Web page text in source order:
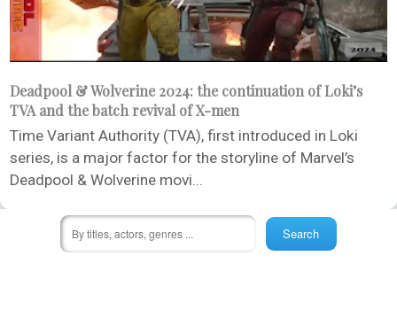
Deadpool & Wolverine 2024: the continuation of Loki’s
TVA and the batch revival of X-men
Time Variant Authority (TVA), first introduced in Loki
series, is a major factor for the storyline of Marvel’s
Deadpool & Wolverine movi...